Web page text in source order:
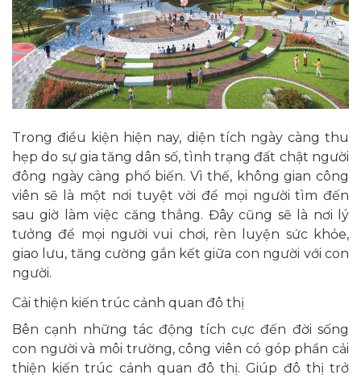
Trong điều kiện hiện nay, diện tích ngày càng thu
hẹp do sự gia tăng dân số, tình trạng đất chật người
đông ngày càng phổ biến. Vì thế, không gian công
viên sẽ là một nơi tuyệt vời để mọi người tìm đến
sau giờ làm việc căng thẳng. Đây cũng sẽ là nơi lý
tưởng để mọi người vui chơi, rèn luyện sức khỏe,
giao lưu, tăng cường gắn kết giữa con người với con
người.
Cải thiện kiến trúc cảnh quan đô thị
Bên cạnh những tác động tích cực đến đời sống
con người và môi trường, công viên có góp phần cải
thiện kiến trúc cảnh quan đô thị. Giúp đô thị trở